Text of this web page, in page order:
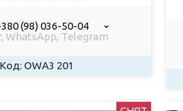
(98) 036-50-04
WhatsApp, Telegram
OWA3 201